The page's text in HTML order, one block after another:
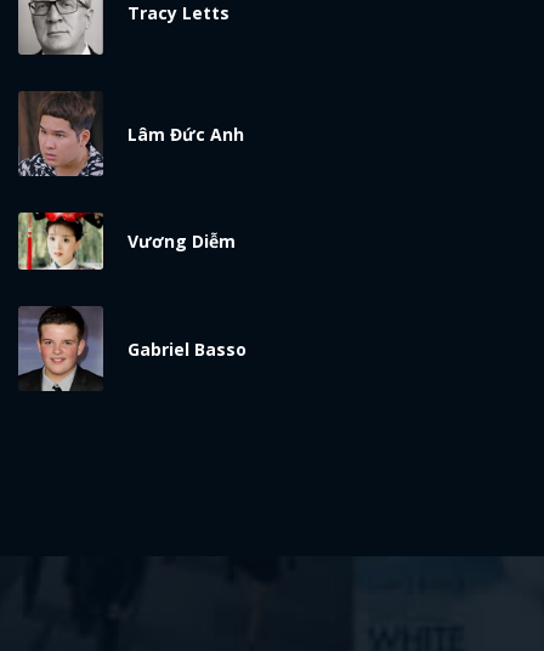
Tracy Letts
Lâm Đức Anh
Vương Diễm
Gabriel Basso